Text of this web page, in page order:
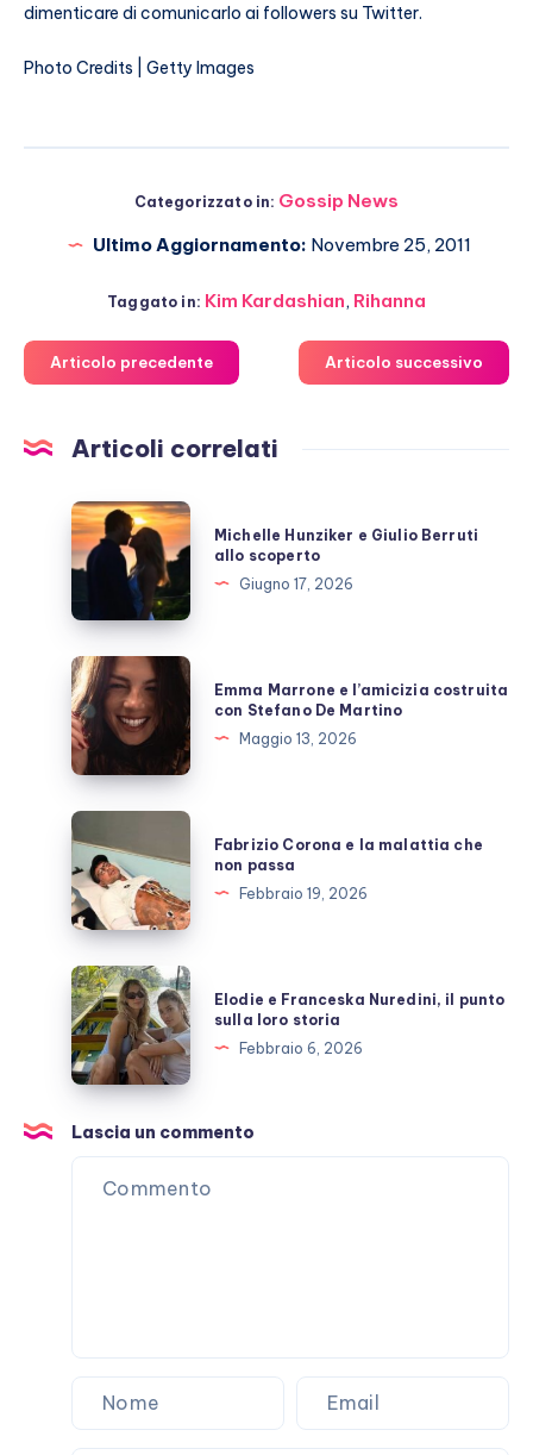
dimenticare di comunicarlo ai followers su Twitter.
Photo Credits | Getty Images
Categorizzato in: Gossip News
Ultimo Aggiornamento: Novembre 25, 2011
Taggato in: Kim Kardashian, Rihanna
Articolo precedente Articolo successivo
Articoli correlati
Michelle
Hunziker
e
Berruti
allo
scoperto
Michelle Hunziker e Giulio Berruti
allo scoperto
Giugno 17, 2026
Emma
Marrone
e
l’amicizia
costruita
con
Stefano
De
Martino
Emma Marrone e l’amicizia costruita
con Stefano De Martino
Maggio 13, 2026
Fabrizio
Corona
e
la
malattia
che
non
passa
Fabrizio Corona e la malattia che
non passa
Febbraio 19, 2026
Elodie
e
Franceska
Nuredini,
punto
sulla
Elodie e Franceska Nuredini, il punto
sulla loro storia
Febbraio 6, 2026
Lascia un commento